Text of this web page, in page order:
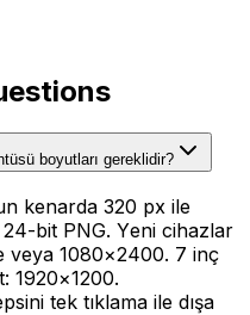
boyutları gereklidir?
kenarda 320 px ile
bit PNG. Yeni cihazlar
veya 1080×2400. 7 inç
1920×1200.
tek tıklama ile dışa